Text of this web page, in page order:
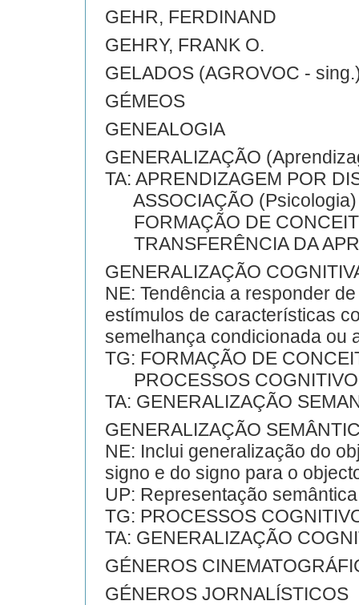
GEHR, FERDINAND
GEHRY, FRANK O.
GELADOS (AGROVOC -
GÉMEOS
GENEALOGIA
GENERALIZAÇÃO
TA: APRENDIZAGEM POR
ASSOCIAÇÃO (Psicologia)
FORMAÇÃO DE
TRANSFERÊNCIA DA
GENERALIZAÇÃO
NE: Tendência a responder
estímulos de características
semelhança condicionada ou
TG: FORMAÇÃO DE
PROCESSOS
TA: GENERALIZAÇÃO
GENERALIZAÇÃO
NE: Inclui generalização do
signo e do signo para o
UP: Representação semântica
TG: PROCESSOS
TA: GENERALIZAÇÃO
GÉNEROS
GÉNEROS JORNALÍSTICOS